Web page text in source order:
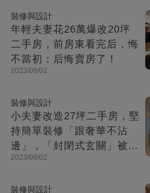
裝修與設計
年輕夫妻花26萬爆改20坪
二手房，前房東看完后，悔
不當初：后悔賣房了！
2023/08/02
裝修與設計
小夫妻改造27坪二手房，堅
持簡單裝修「跟奢華不沾
邊」，「封閉式玄關」被贊
爆：這就是夢想中的家！
2023/08/02
裝修與設計